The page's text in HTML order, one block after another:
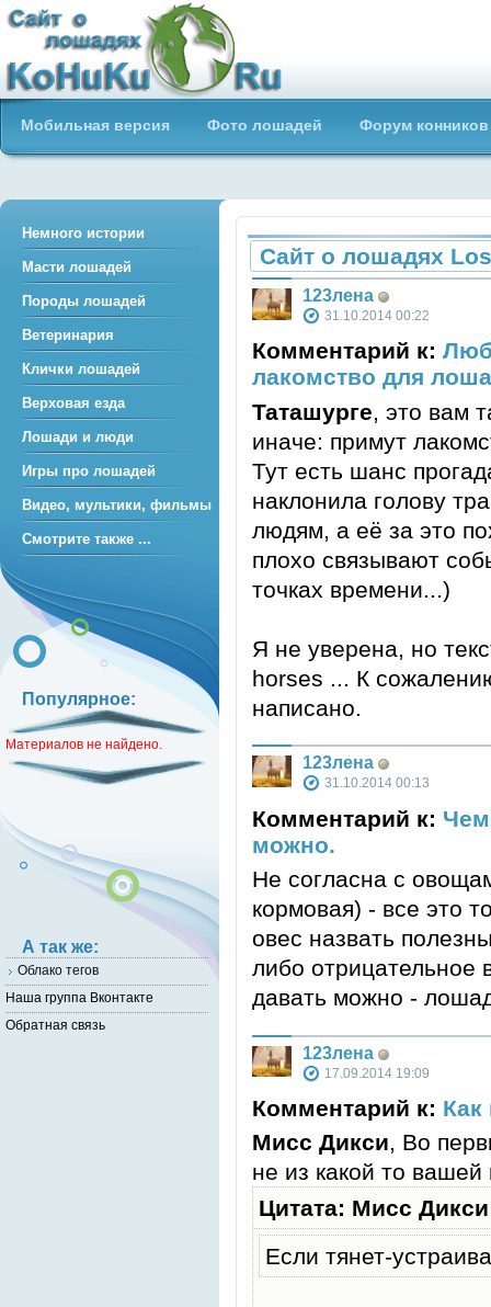
Сайт о лошадях loshadiya.ru
Приветствуем всех любителей
лошадей и конного спорта!
Мобильная версия Фото лошадей Форум конников
Сайт о лошадях
123лена
31.10.2014 00:22
Комментарий к:
лакомство для
Таташурге , это вам
иначе: примут
Тут есть шанс
наклонила голову
людям, а её за это
плохо связывают
точках времени...)
Я не уверена, но
horses ... К
написано.
123лена
31.10.2014 00:13
Комментарий к:
можно.
Не согласна с
кормовая) - все это
овес назвать
либо отрицательное
давать можно -
123лена
17.09.2014 19:09
Комментарий к: Как
Мисс Дикси, Во
не из какой то вашей
Цитата: Мисс Дикси
Если тянет-
Немного истории
Масти лошадей
Породы лошадей
Ветеринария
Клички лошадей
Верховая езда
Лошади и люди
Игры про лошадей
Видео, мультики, фильмы
Смотрите также ...
Популярное:
Материалов не найдено.
А так же:
Облако тегов
Наша группа Вконтакте
Обратная связь